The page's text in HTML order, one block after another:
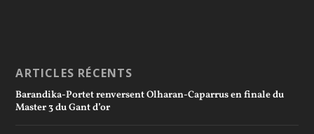
ARTICLES RÉCENTS
Barandika-Portet renversent Olharan-Caparrus en finale du
Master 3 du Gant d’or